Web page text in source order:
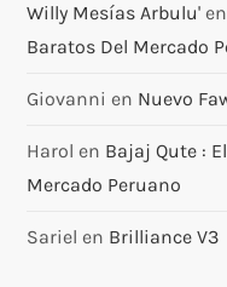
Willy Mesías Arbulu' en
Baratos Del Mercado
Giovanni en Nuevo
Harol en Bajaj Qute :
Mercado Peruano
Sariel en Brilliance V3